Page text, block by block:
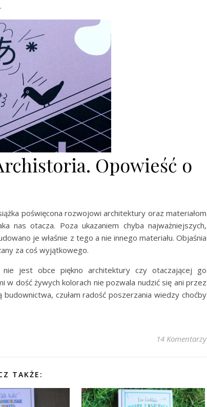
Opowieść o
poświęcona rozwojowi architektury oraz materiałom
nas otacza. Poza ukazaniem chyba najważniejszych,
je właśnie z tego a nie innego materiału. Objaśnia
za coś wyjątkowego.
jest obce piękno architektury czy otaczającej go
dość żywych kolorach nie pozwala nudzić się ani przez
czułam radość poszerzania wiedzy choćby
14 Komentarzy
TAKŻE: